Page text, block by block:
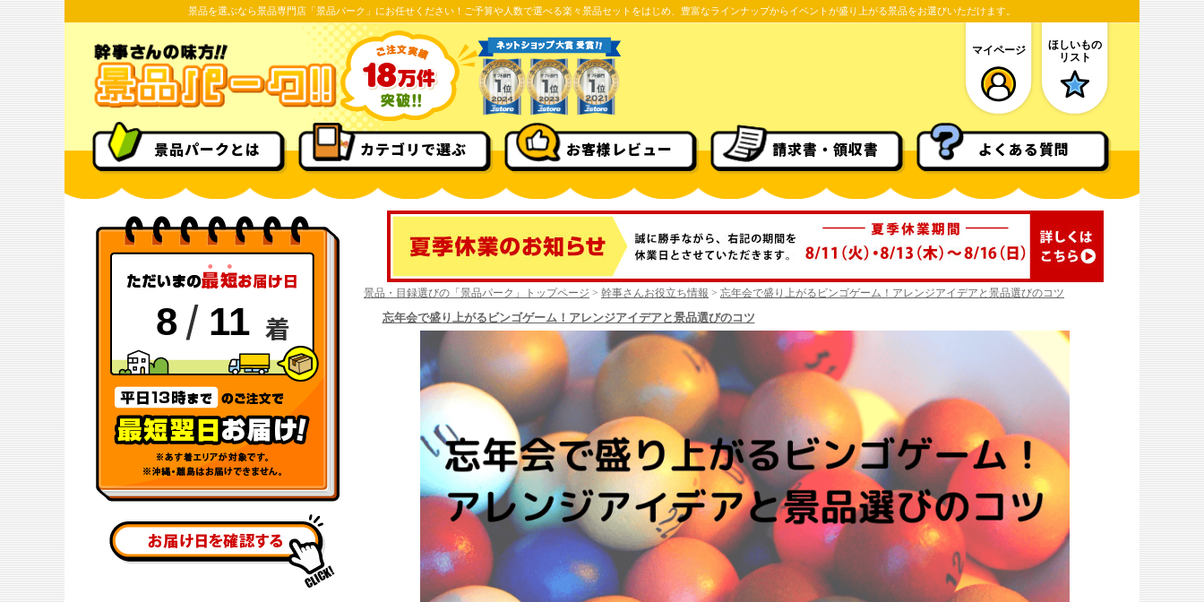
景品を選ぶなら景品専門店「景品パーク」にお任せください！ご予算や人数で選べる楽々景品セットをはじめ、豊富なラインナップからイベントが盛り上がる景品をお選びいただけます。
マイページ
ほしいもの
リスト
景品パークとは カテゴリで選ぶ お客様レビュー 請求書・領収書 よくある質問
8 / 11 着
景品・目録選びの「景品パーク」トップページ > 幹事さんお役立ち情報 > 忘年会で盛り上がるビンゴゲーム！アレンジアイデアと景品選びのコツ
忘年会で盛り上がるビンゴゲーム！アレンジアイデアと景品選びのコツ